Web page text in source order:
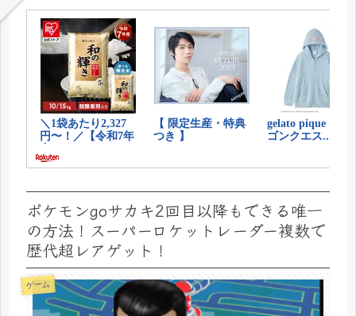
ポケモンgoサカキ2回目以降もできる唯一
の方法！スーパーロケットレーダー複数で
歴代超レアゲット！
ゲーム